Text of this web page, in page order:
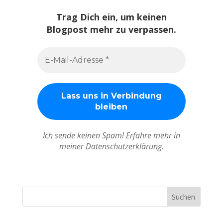
Trag Dich ein, um keinen
Blogpost mehr zu verpassen.
Ich sende keinen Spam! Erfahre mehr in
meiner Datenschutzerklärung.